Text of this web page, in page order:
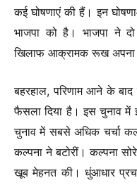
कई घोषणाएं की हैं। इन
भाजपा को है। भाजपा ने
खिलाफ आक्रामक रूख अपना
बहरहाल, परिणाम आने के
फैसला दिया है। इस चुनाव में
चुनाव में सबसे अधिक चर्चा
कल्पना ने बटोरीं। कल्पना
खूब मेहनत की। धुंआधार